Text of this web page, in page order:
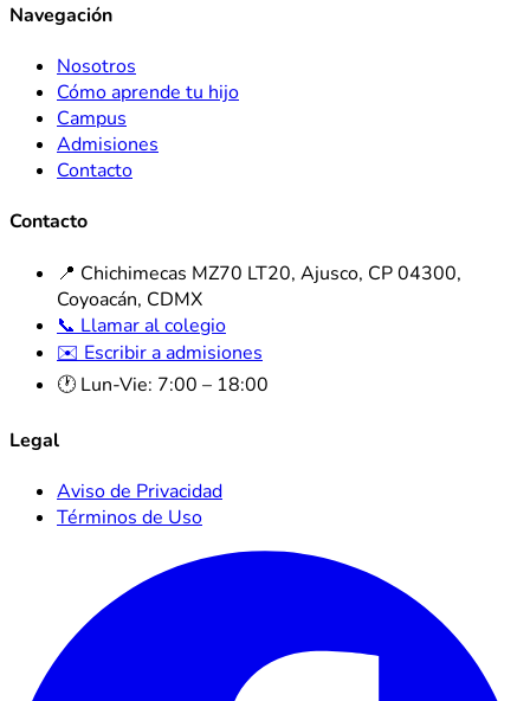
Navegación
Nosotros
Cómo aprende tu hijo
Campus
Admisiones
Contacto
Contacto
📍 Chichimecas MZ70 LT20, Ajusco, CP 04300,
Coyoacán, CDMX
📞 Llamar al colegio
✉️ Escribir a admisiones
🕐 Lun-Vie: 7:00 – 18:00
Legal
Aviso de Privacidad
Términos de Uso